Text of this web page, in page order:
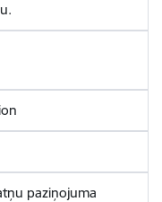
paziņojuma